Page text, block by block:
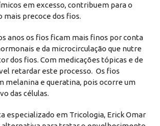
em excesso, contribuem para o
precoce dos fios.
anos os fios ficam mais finos por conta
e da microcirculação que nutre
dos fios. Com medicações tópicas e de
retardar este processo. Os fios
melanina e queratina, pois ocorre um
das células.
especializado em Tricologia, Erick Omar